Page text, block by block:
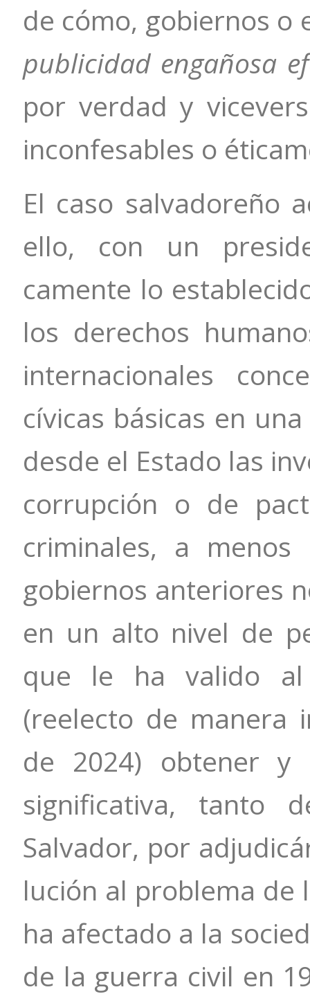
de cómo, gobiernos o
publicidad engañosa
por verdad y
inconfesables o
El caso salvadoreño
ello, con un
camente lo
los derechos
internacionales
cívicas básicas en
desde el Estado las
corrupción o de
criminales, a
gobiernos anteriores
en un alto nivel de
que le ha valido al
(reelecto de manera
de 2024) obtener y
significativa, tanto
Salvador, por
lución al problema de
ha afectado a la
de la guerra civil en